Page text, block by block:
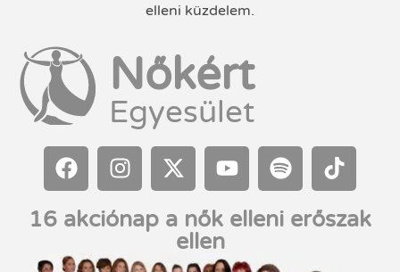
elleni küzdelem.
Nőkért
Egyesület
16 akciónap a nők elleni erőszak
ellen